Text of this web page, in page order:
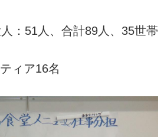
：51人、合計89人、35世帯
ィア16名